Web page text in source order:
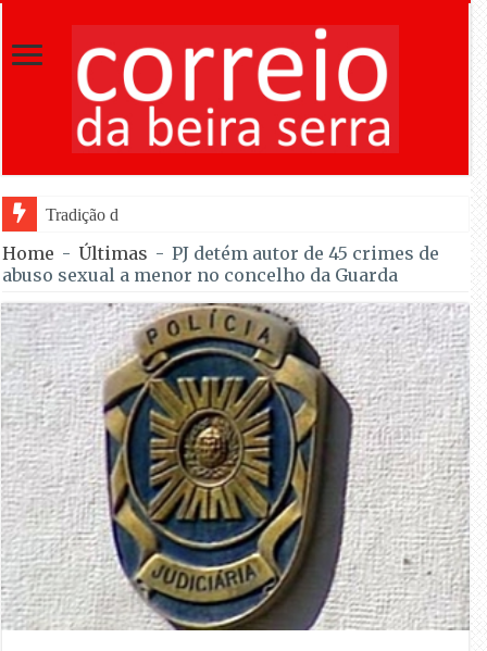
Tradição do “Solteiros vs Casados” regre
Home - Últimas - PJ detém autor de 45 crimes de
abuso sexual a menor no concelho da Guarda